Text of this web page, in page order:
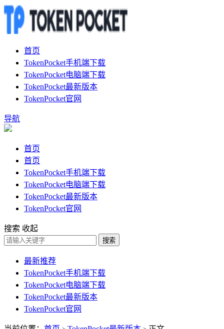
首页
TokenPocket手机端下载
TokenPocket电脑端下载
TokenPocket最新版本
TokenPocket官网
导航
首页
首页
TokenPocket手机端下载
TokenPocket电脑端下载
TokenPocket最新版本
TokenPocket官网
搜索 收起
搜索
最新推荐
TokenPocket手机端下载
TokenPocket电脑端下载
TokenPocket最新版本
TokenPocket官网